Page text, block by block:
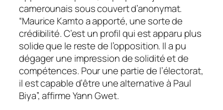
camerounais sous couvert d’anonymat.
“Maurice Kamto a apporté, une sorte de
crédibilité. C’est un profil qui est apparu plus
solide que le reste de l’opposition. Il a pu
dégager une impression de solidité et de
compétences. Pour une partie de l’électorat,
il est capable d’être une alternative à Paul
Biya”, affirme Yann Gwet.